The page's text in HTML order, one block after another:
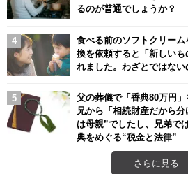
るのが普通でしょうか？
食べる前のソフトクリー
換を依頼すると「新しい
れました。わざとではない
父の葬儀で「香典80万円」
兄から「相続財産だから
は母親”でしたし、兄弟で
典をめぐる“税金と法律”
さらに見る